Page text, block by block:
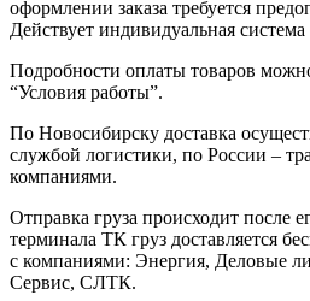
оформлении заказа требуется
Действует индивидуальная система
Подробности оплаты товаров
“Условия работы”.
По Новосибирску доставка
службой логистики, по России –
компаниями.
Отправка груза происходит после
терминала ТК груз доставляется
с компаниями: Энергия, Деловые
Сервис, СЛТК.